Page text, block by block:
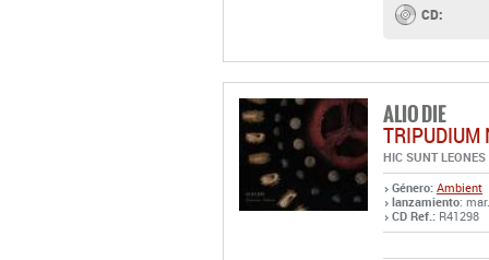
CD:
ALIO DIE
TRIPUDIUM
HIC SUNT LEONES
Género: Ambient
lanzamiento:
CD Ref.: R41298